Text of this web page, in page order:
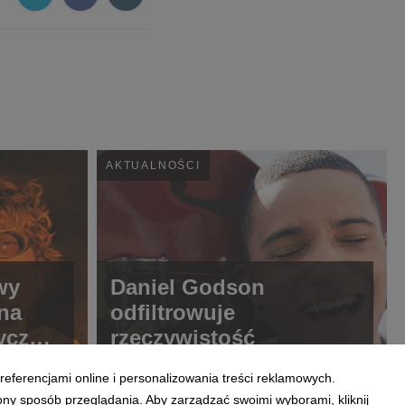
AKTUALNOŚCI
Daniel Godson
odfiltrowuje
rzeczywistość
online i personalizowania treści reklamowych.
sposób przeglądania. Aby zarządzać swoimi wyborami, kliknij